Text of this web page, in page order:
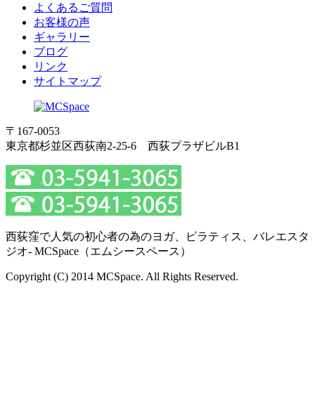
よくあるご質問
お客様の声
ギャラリー
ブログ
リンク
サイトマップ
〒167-0053
東京都杉並区西荻南2-25-6 西荻プラザビルB1
西荻窪で人気の初心者の為のヨガ、ピラティス、バレエスタ
ジオ- MCSpace（エムシースペース）
Copyright (C) 2014 MCSpace. All Rights Reserved.